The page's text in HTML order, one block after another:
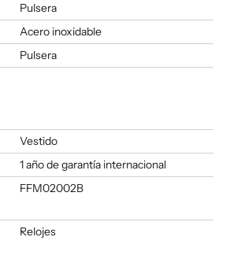
Pulsera
Acero inoxidable
Pulsera
Vestido
1 año de garantía internacional
FFM02002B
Relojes